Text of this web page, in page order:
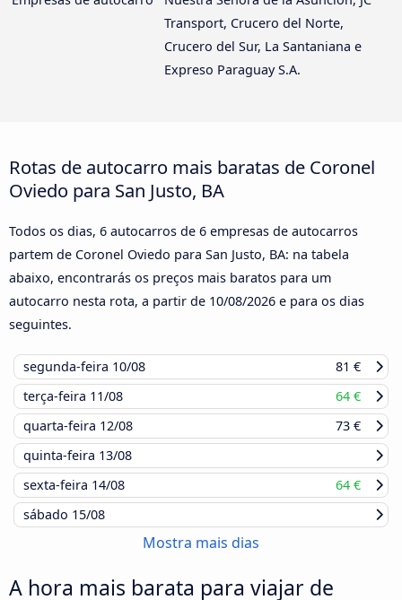
Transport, Crucero del Norte,
Crucero del Sur, La Santaniana e
Expreso Paraguay S.A.
Rotas de autocarro mais baratas de Coronel
Oviedo para San Justo, BA
Todos os dias, 6 autocarros de 6 empresas de autocarros
partem de Coronel Oviedo para San Justo, BA: na tabela
abaixo, encontrarás os preços mais baratos para um
autocarro nesta rota, a partir de 10/08/2026 e para os dias
seguintes.
segunda-feira 10/08
81 €
terça-feira 11/08
64 €
quarta-feira 12/08
73 €
quinta-feira 13/08
sexta-feira 14/08
64 €
sábado 15/08
Mostra mais dias
A hora mais barata para viajar de